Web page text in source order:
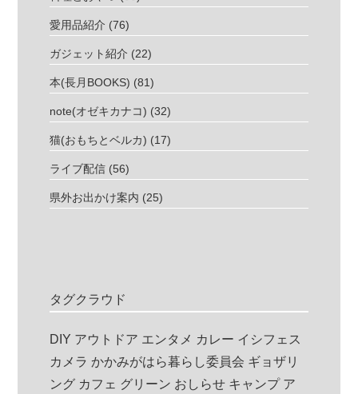
愛用品紹介 (76)
ガジェット紹介 (22)
本(長月BOOKS) (81)
note(オゼキカナコ) (32)
猫(おもちとベルカ) (17)
ライブ配信 (56)
県外お出かけ案内 (25)
タグクラウド
DIY アウトドア エンタメ カレー イシフェス
カメラ かかみがはら暮らし委員会 ギョザリ
ング カフェ グリーン おしらせ キャンプ ア